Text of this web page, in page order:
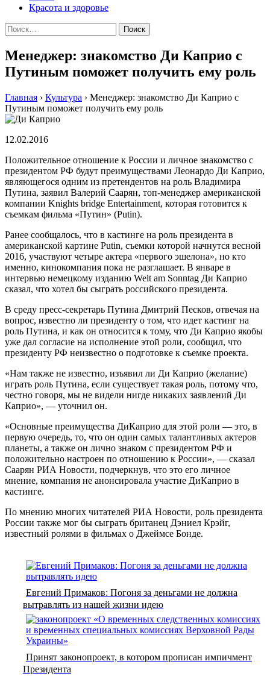
Красота и здоровье
Найти:
Менеджер: знакомство Ди Каприо с
Путиным поможет получить ему роль
Главная › Культура › Менеджер: знакомство Ди Каприо с
Путиным поможет получить ему роль
12.02.2016
Положительное отношение к России и личное знакомство с
президентом РФ будут преимуществами Леонардо Ди Каприо,
являющегося одним из претендентов на роль Владимира
Путина, заявил Валерий Саарян, топ-менеджер американской
компании Knights bridge Entertainment, которая готовится к
съемкам фильма «Путин» (Putin).
Ранее сообщалось, что в кастинге на роль президента в
американской картине Putin, съемки которой начнутся весной
2016, участвуют четыре актера «первого эшелона», но кто
именно, кинокомпания пока не разглашает. В январе в
интервью немецкому изданию Welt am Sonntag Ди Каприо
сказал, что хотел бы сыграть российского президента.
В среду пресс-секретарь Путина Дмитрий Песков, отвечая на
вопрос, известно ли президенту о том, что идет кастинг на
роль Путина, и как он относится к тому, что Ди Каприо якобы
уже дал согласие на исполнение этой роли, сообщил, что
президенту РФ неизвестно о подготовке к съемке проекта.
«Нам также не известно, изъявил ли Ди Каприо (желание)
играть роль Путина, если существует такая роль, потому что,
честно говоря, мы не видели нигде никаких заявлений Ди
Каприо», — уточнил он.
«Основные преимущества ДиКаприо для этой роли — это, в
первую очередь, то, что он один самых талантливых актеров
планеты, а также он лично знаком с президентом РФ и
положительно настроен по отношению к России», — сказал
Саарян РИА Новости, подчеркнув, что это его личное
мнение, компания не анонсировала участие ДиКаприо в
кастинге.
По мнению многих читателей РИА Новости, роль президента
России также мог бы сыграть британец Дэниел Крэйг,
известный ролями в фильмах о Джеймсе Бонде.
Евгений Примаков: Погоня за деньгами не должна
вытравлять из нашей жизни идею
Принят законопроект, в котором прописан импичмент
Президента